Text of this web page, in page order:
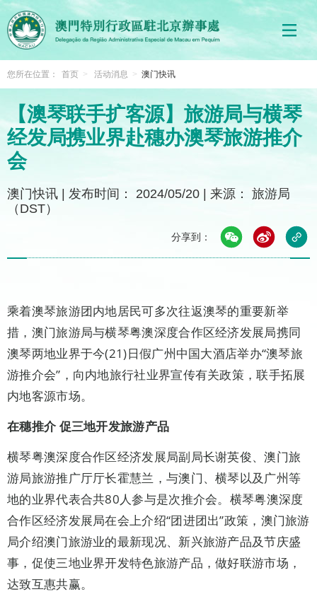
您所在位置： 首页 > 活动消息 > 澳门快讯
【澳琴联手扩客源】旅游局与横琴
经发局携业界赴穗办澳琴旅游推介
会
澳门快讯 | 发布时间： 2024/05/20 | 来源： 旅游局
（DST）
分享到：
乘着澳琴旅游团内地居民可多次往返澳琴的重要新举
措，澳门旅游局与横琴粤澳深度合作区经济发展局携同
澳琴两地业界于今(21)日假广州中国大酒店举办“澳琴旅
游推介会”，向内地旅行社业界宣传有关政策，联手拓展
内地客源市场。
在穗推介 促三地开发旅游产品
横琴粤澳深度合作区经济发展局副局长谢英俊、澳门旅
游局旅游推广厅厅长霍慧兰，与澳门、横琴以及广州等
地的业界代表合共80人参与是次推介会。横琴粤澳深度
合作区经济发展局在会上介绍“团进团出”政策，澳门旅游
局介绍澳门旅游业的最新现况、新兴旅游产品及节庆盛
事，促使三地业界开发特色旅游产品，做好联游市场，
达致互惠共赢。